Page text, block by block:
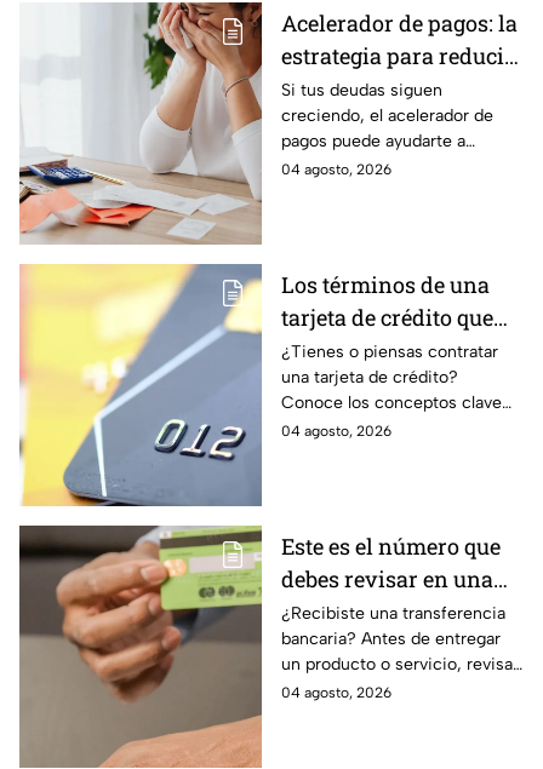
Acelerador de pagos: la
estrategia para reducir
tus deudas más rápido
y recuperar el control
de tus finanzas
Si tus deudas siguen
creciendo, el acelerador de
pagos puede ayudarte a
ordenar tus finanzas, priorizar
04 agosto, 2026
Los términos de una
tarjeta de crédito que
debes entender para
evitar deudas
¿Tienes o piensas contratar
una tarjeta de crédito?
Conoce los conceptos clave
como CAT, fecha de corte,
04 agosto, 2026
Este es el número que
debes revisar en una
transferencia bancaria
para evitar fraudes
¿Recibiste una transferencia
bancaria? Antes de entregar
un producto o servicio, revisa
este número clave para
04 agosto, 2026